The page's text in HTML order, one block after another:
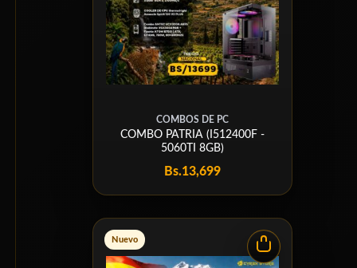
COMBOS DE PC
COMBO PATRIA (I512400F -
5060TI 8GB)
Bs.13,699
Nuevo